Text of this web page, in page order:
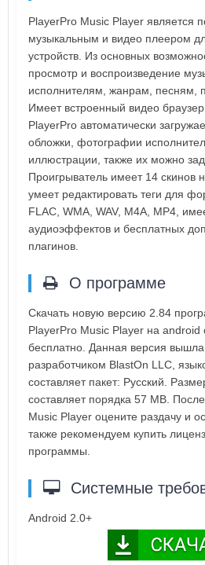
PlayerPro Music Player является
музыкальным и видео плеером
устройств. Из основных
просмотр и воспроизведение
исполнителям, жанрам, песням,
Имеет встроенный видео
PlayerPro автоматически
обложки, фотографии
иллюстрации, также их можно
Проигрыватель имеет 14 скинов
умеет редактировать теги для
FLAC, WMA, WAV, M4A, MP4,
аудиоэффектов и бесплатных
плагинов.
О программе
Скачать новую версию 2.84
PlayerPro Music Player на
бесплатно. Данная версия
разработчиком BlastOn LLC,
составляет пакет: Русский.
составляет порядка 57 MB.
Music Player оцените раздачу и
также рекомендуем купить
программы.
Системные
Android 2.0+